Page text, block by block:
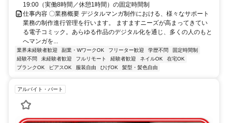
19:00（実働8時間／休憩1時間）の固定時間制
仕事内容 〇業務概要 デジタルマンガ制作における、様々なサポート
業務の制作進行管理を行います。 ますますニーズが高まってきてい
る電子コミック。あらゆる作品のデジタル化を通じ、多くの人のもと
へマンガを...
業界未経験者歓迎 副業・WワークOK フリーター歓迎 学歴不問
固定時間制
経験不問
未経験者歓迎 フルリモート 経験者歓迎 ネイルOK
在宅OK
ブランクOK
ピアスOK 服装自由 ひげOK 髪型・髪色自由
アルバイト・パート